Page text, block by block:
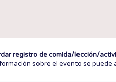
registro de comida/lección/
sobre el evento se